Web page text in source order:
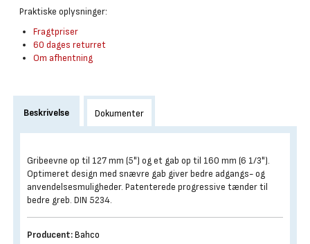
Praktiske oplysninger:
Fragtpriser
60 dages returret
Om afhentning
Beskrivelse Dokumenter
Gribeevne op til 127 mm (5") og et gab op til 160 mm (6 1/3").
Optimeret design med snævre gab giver bedre adgangs- og
anvendelsesmuligheder. Patenterede progressive tænder til
bedre greb. DIN 5234.
Producent:Bahco